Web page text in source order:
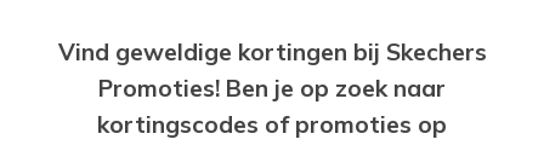
Vind geweldige kortingen bij Skechers
Promoties! Ben je op zoek naar
kortingscodes of promoties op